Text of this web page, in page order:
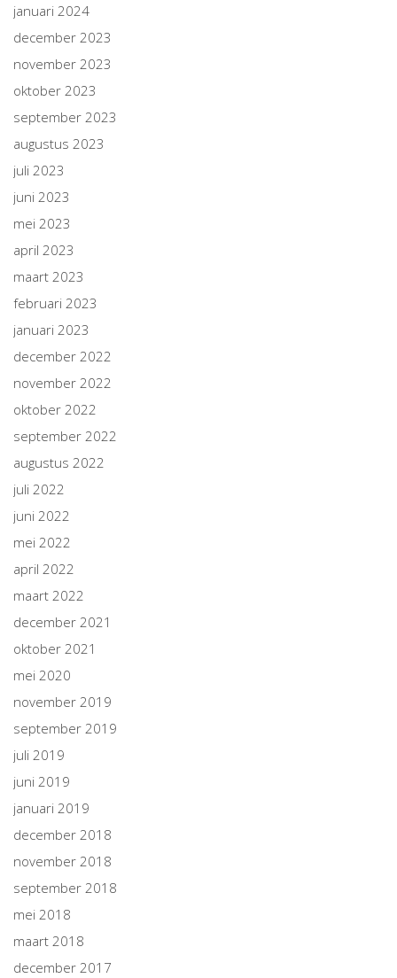
januari 2024
december 2023
november 2023
oktober 2023
september 2023
augustus 2023
juli 2023
juni 2023
mei 2023
april 2023
maart 2023
februari 2023
januari 2023
december 2022
november 2022
oktober 2022
september 2022
augustus 2022
juli 2022
juni 2022
mei 2022
april 2022
maart 2022
december 2021
oktober 2021
mei 2020
november 2019
september 2019
juli 2019
juni 2019
januari 2019
december 2018
november 2018
september 2018
mei 2018
maart 2018
december 2017